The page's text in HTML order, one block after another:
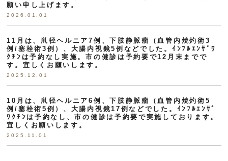
願い申し上げます。
2026.01.01
11月は、鼡径ヘルニア7例、下肢静脈瘤（血管内焼灼術3
例/塞栓術3例）、大腸内視鏡5例などでした。ｲﾝﾌﾙｴﾝｻﾞﾜ
ｸﾁﾝは予約なし実施。市の健診は予約要で12月末までで
す。宜しくお願いします。
2025.12.01
10月は、鼡径ヘルニア6例、下肢静脈瘤（血管内焼灼術5
例/塞栓術5例）、大腸内視鏡17例などでした。ｲﾝﾌﾙｴﾝｻﾞ
ﾜｸﾁﾝは予約なし、市の健診は予約要で実施しております。
宜しくお願いします。
2025.11.01